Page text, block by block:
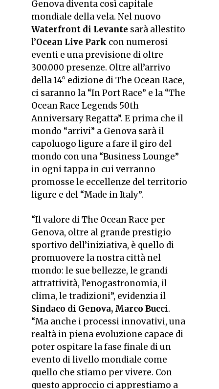
Genova diventa così capitale
mondiale della vela. Nel nuovo
Waterfront di Levante sarà allestito
l’Ocean Live Park con numerosi
eventi e una previsione di oltre
300.000 presenze. Oltre all’arrivo
della 14° edizione di The Ocean Race,
ci saranno la “In Port Race” e la “The
Ocean Race Legends 50th
Anniversary Regatta”. E prima che il
mondo “arrivi” a Genova sarà il
capoluogo ligure a fare il giro del
mondo con una “Business Lounge”
in ogni tappa in cui verranno
promosse le eccellenze del territorio
ligure e del “Made in Italy”.
“Il valore di The Ocean Race per
Genova, oltre al grande prestigio
sportivo dell’iniziativa, è quello di
promuovere la nostra città nel
mondo: le sue bellezze, le grandi
attrattività, l’enogastronomia, il
clima, le tradizioni”, evidenzia il
Sindaco di Genova, Marco Bucci.
“Ma anche i processi innovativi, una
realtà in piena evoluzione capace di
poter ospitare la fase finale di un
evento di livello mondiale come
quello che stiamo per vivere. Con
questo approccio ci apprestiamo a